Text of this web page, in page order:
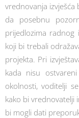
vrednovanja
da posebnu
prijedlozima
koji bi trebali
projekta. Pri
kada nisu
okolnosti, voditelji
kako bi vrednovatelji
bi mogli dati